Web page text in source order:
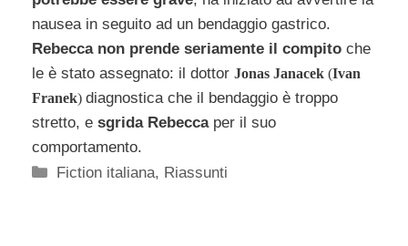
nausea in seguito ad un bendaggio gastrico.
Rebecca non prende seriamente il compito che
le è stato assegnato: il dottor Jonas Janacek (Ivan
Franek) diagnostica che il bendaggio è troppo
stretto, e sgrida Rebeccaper il suo
comportamento.
Categorie
Fiction italiana, Riassunti